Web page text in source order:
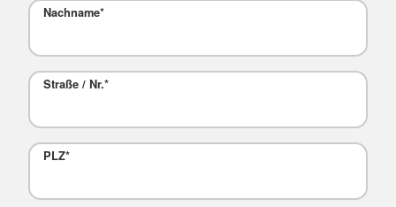
Nachname*
Straße / Nr.*
PLZ*